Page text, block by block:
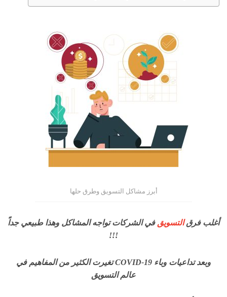
أبرز مشاكل التسويق وطرق حلها
أغلب فرقالتسويق في الشركات تواجه المشاكل وهذا طبيعي جداً
!!!
وبعد تداعيات وباء COVID-19 تغيرت الكثير من المفاهيم في
عالم التسويق